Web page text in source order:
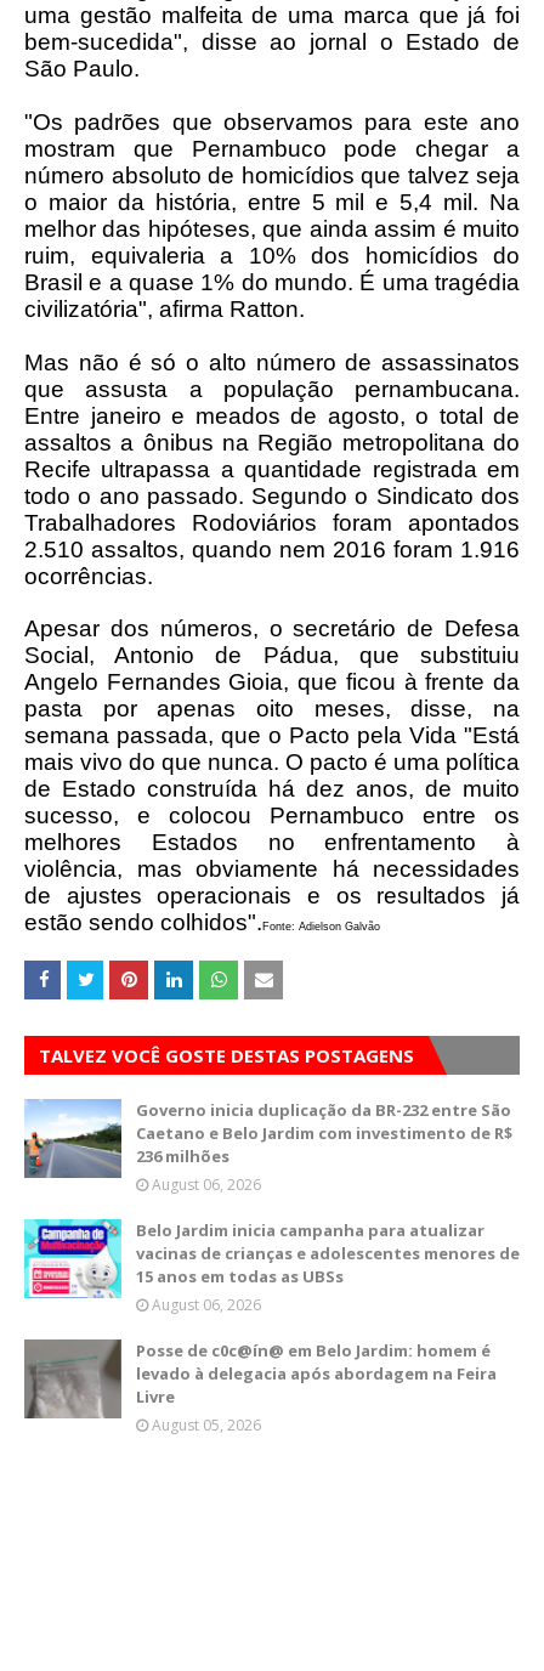
uma gestão malfeita de uma marca que já foi
bem-sucedida", disse ao jornal o Estado de
São Paulo.
"Os padrões que observamos para este ano
mostram que Pernambuco pode chegar a
número absoluto de homicídios que talvez seja
o maior da história, entre 5 mil e 5,4 mil. Na
melhor das hipóteses, que ainda assim é muito
ruim, equivaleria a 10% dos homicídios do
Brasil e a quase 1% do mundo. É uma tragédia
civilizatória", afirma Ratton.
Mas não é só o alto número de assassinatos
que assusta a população pernambucana.
Entre janeiro e meados de agosto, o total de
assaltos a ônibus na Região metropolitana do
Recife ultrapassa a quantidade registrada em
todo o ano passado. Segundo o Sindicato dos
Trabalhadores Rodoviários foram apontados
2.510 assaltos, quando nem 2016 foram 1.916
ocorrências.
Apesar dos números, o secretário de Defesa
Social, Antonio de Pádua, que substituiu
Angelo Fernandes Gioia, que ficou à frente da
pasta por apenas oito meses, disse, na
semana passada, que o Pacto pela Vida "Está
mais vivo do que nunca. O pacto é uma política
de Estado construída há dez anos, de muito
sucesso, e colocou Pernambuco entre os
melhores Estados no enfrentamento à
violência, mas obviamente há necessidades
de ajustes operacionais e os resultados já
estão sendo colhidos". Fonte: Adielson Galvão
TALVEZ VOCÊ GOSTE DESTAS POSTAGENS
Governo inicia duplicação da BR-232 entre São
Caetano e Belo Jardim com investimento de R$
236 milhões
August 06, 2026
Belo Jardim inicia campanha para atualizar
vacinas de crianças e adolescentes menores de
15 anos em todas as UBSs
August 06, 2026
Posse de c0c@ín@ em Belo Jardim: homem é
levado à delegacia após abordagem na Feira
Livre
August 05, 2026